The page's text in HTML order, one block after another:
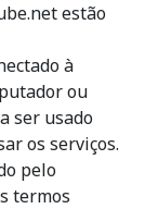
estão
à
ou
ser usado
os serviços.
pelo
termos